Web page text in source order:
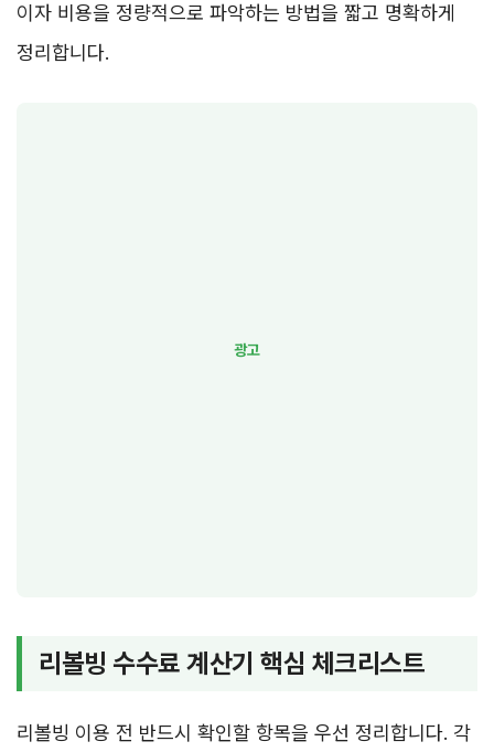
이자 비용을 정량적으로 파악하는 방법을 짧고 명확하게
정리합니다.
리볼빙 수수료 계산기 핵심 체크리스트
리볼빙 이용 전 반드시 확인할 항목을 우선 정리합니다. 각